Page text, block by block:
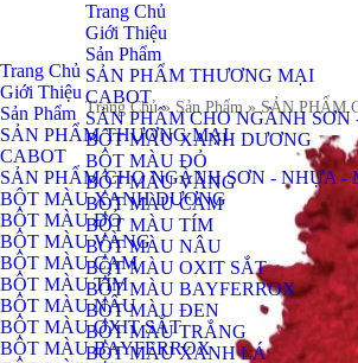
Trang Chủ
Giới Thiệu
Sản Phẩm
SẢN PHẨM THƯƠNG MẠI
CABOT
SẢN PHẨM CHO NGÀNH
BỘT MÀU XANH DƯƠNG
BỘT MÀU ĐỎ
BỘT MÀU VÀNG
BỘT MÀU CAM
BỘT MÀU TÍM
BỘT MÀU NÂU
BỘT MÀU OXIT SẮT
BỘT MÀU BAYFERROX
BỘT MÀU ĐEN
BỘT MÀU TRẮNG
BỘT MÀU XANH LÁ
Trang Chủ
Giới Thiệu
Sản Phẩm
SẢN PHẨM THƯƠNG MẠI
CABOT
SẢN PHẨM CHO NGÀNH SƠN - NHỰA -
BỘT MÀU XANH DƯƠNG
BỘT MÀU ĐỎ
BỘT MÀU VÀNG
BỘT MÀU CAM
BỘT MÀU TÍM
BỘT MÀU NÂU
BỘT MÀU OXIT SẮT
BỘT MÀU BAYFERROX
Trang Chủ » Sản Phẩm » SẢN PHẨM